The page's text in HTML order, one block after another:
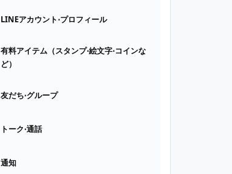
LINEアカウント⋅プロフィール
有料アイテム（スタンプ⋅絵文字⋅コインな
ど）
友だち⋅グループ
トーク⋅通話
通知